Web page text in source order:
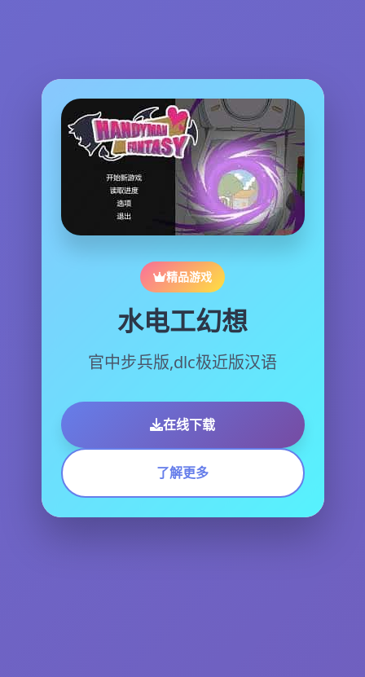
精品游戏
水电工幻想
官中步兵版,dlc极近版汉语
在线下载
了解更多